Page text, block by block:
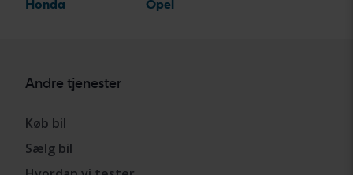
Honda
Opel
Andre tjenester
Køb bil
Sælg bil